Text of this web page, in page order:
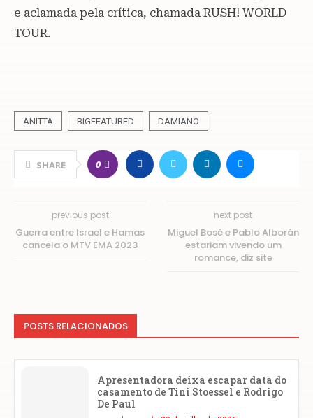
e aclamada pela crítica, chamada RUSH! WORLD
TOUR.
ANITTA BIGFEATURED DAMIANO
SHARE 0
previous post
Guerra entre Israel e Hamas
cancela o MTV EMA 2023
next post
Miguel Bosé e Pablo Alborán
estariam vivendo um
romance, diz site
POSTS RELACIONADOS
Apresentadora deixa escapar data do
casamento de Tini Stoessel e Rodrigo
De Paul